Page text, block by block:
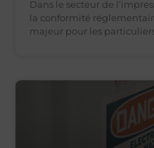
Dans le secteur de
la conformité
majeur pour les